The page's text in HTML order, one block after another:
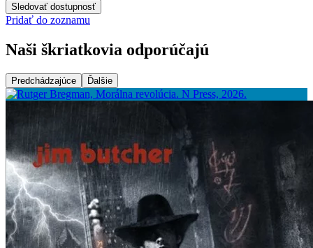
Sledovať dostupnosť
Pridať do zoznamu
Naši škriatkovia odporúčajú
Predchádzajúce Ďalšie